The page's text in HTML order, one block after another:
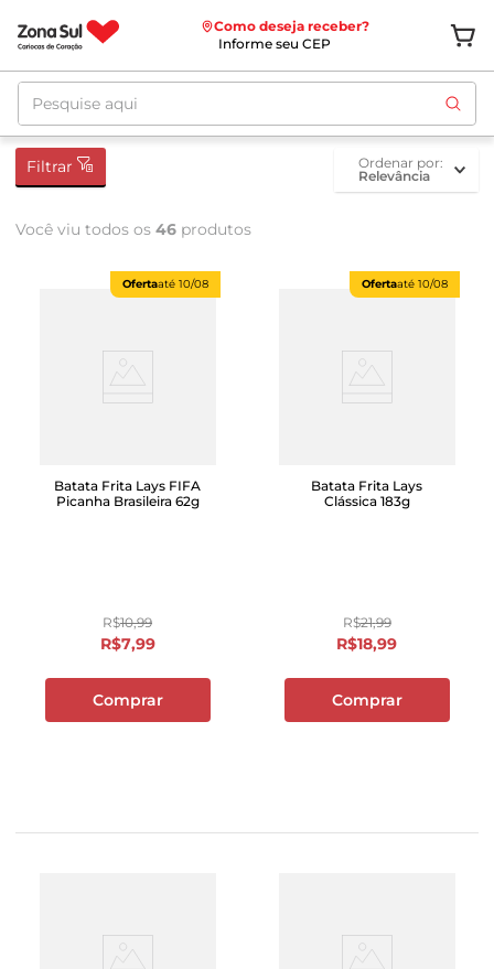
Como deseja receber?
Informe seu CEP
Pesquise aqui
Filtrar
ordenar por
Relevância
Você viu todos os 46 produtos
Ofertaaté 10/08
Batata Frita Lays FIFA
Picanha Brasileira 62g
R$10,99
R$7,99
Comprar
Ofertaaté 10/08
Batata Frita Lays
Clássica 183g
R$21,99
R$18,99
Comprar